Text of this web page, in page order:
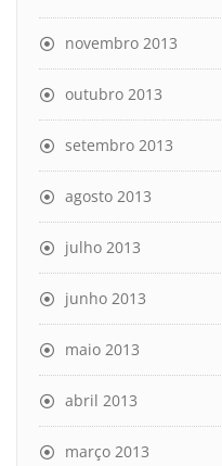
novembro 2013
outubro 2013
setembro 2013
agosto 2013
julho 2013
junho 2013
maio 2013
abril 2013
março 2013